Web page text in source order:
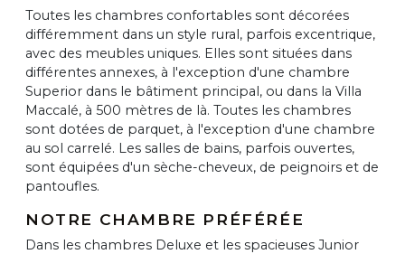
Toutes les chambres confortables sont décorées
différemment dans un style rural, parfois excentrique,
avec des meubles uniques. Elles sont situées dans
différentes annexes, à l'exception d'une chambre
Superior dans le bâtiment principal, ou dans la Villa
Maccalé, à 500 mètres de là. Toutes les chambres
sont dotées de parquet, à l'exception d'une chambre
au sol carrelé. Les salles de bains, parfois ouvertes,
sont équipées d'un sèche-cheveux, de peignoirs et de
pantoufles.
NOTRE CHAMBRE PRÉFÉRÉE
Dans les chambres Deluxe et les spacieuses Junior